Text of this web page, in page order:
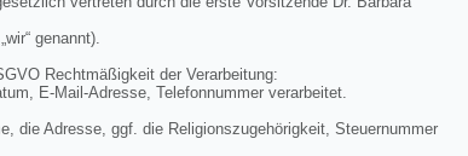
genannt).
Rechtmäßigkeit der Verarbeitung:
E-Mail-Adresse, Telefonnummer verarbeitet.
die Adresse, ggf. die Religionszugehörigkeit, Steuernummer